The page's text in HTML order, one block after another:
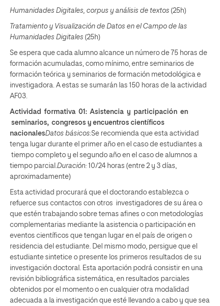
Humanidades Digitales, corpus y análisis de textos (25h)
Tratamiento y Visualización de Datos en el Campo de las
Humanidades Digitales (25h)
Se espera que cada alumno alcance un número de 75 horas de
formación acumuladas, como mínimo, entre seminarios de
formación teórica y seminarios de formación metodológica e
investigadora. A estas se sumarán las 150 horas de la actividad
AF03.
Actividad formativa 01: Asistencia y participación en
seminarios, congresos y encuentros científicos
nacionalesDatos básicos:Se recomienda que esta actividad
tenga lugar durante el primer año en el caso de estudiantes a
tiempo completo y el segundo año en el caso de alumnos a
tiempo parcial.Duración: 10/24 horas (entre 2 y 3 días,
aproximadamente)
Esta actividad procurará que el doctorando establezca o
refuerce sus contactos con otros investigadores de su área o
que estén trabajando sobre temas afines o con metodologías
complementarias mediante la asistencia o participación en
eventos científicos que tengan lugar en el país de origen o
residencia del estudiante. Del mismo modo, persigue que el
estudiante sintetice o presente los primeros resultados de su
investigación doctoral. Esta aportación podrá consistir en una
revisión bibliográfica sistemática, en resultados parciales
obtenidos por el momento o en cualquier otra modalidad
adecuada a la investigación que esté llevando a cabo y que sea